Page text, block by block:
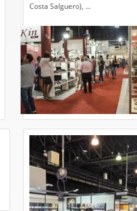
Costa Salguero), ...